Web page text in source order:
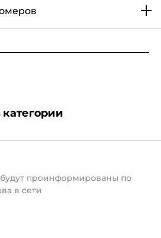
категории
будут проинформированы по
в сети